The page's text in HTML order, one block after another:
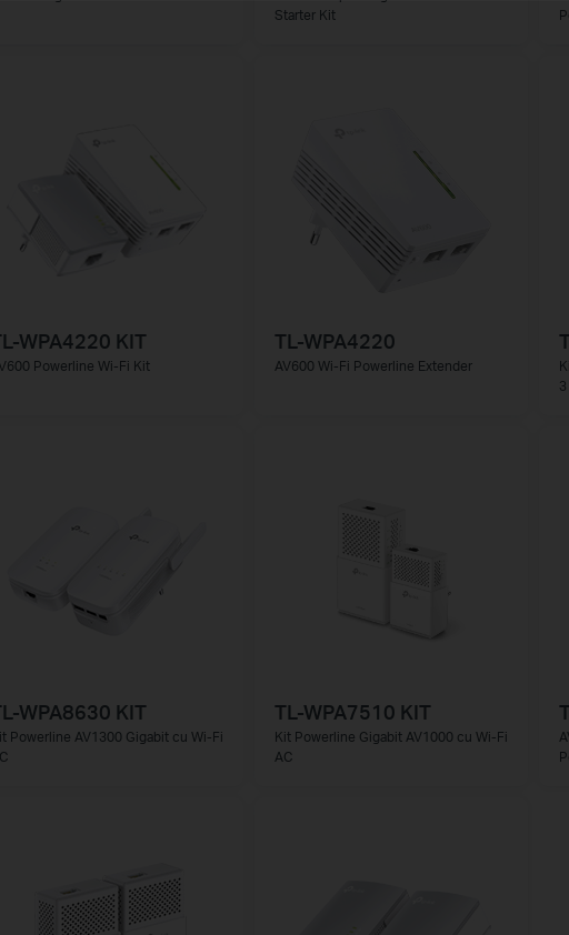
Starter Kit
WPA4220 KIT
Powerline Wi-Fi Kit
TL-WPA4220
AV600 Wi-Fi Powerline Extender
WPA8630 KIT
Powerline AV1300 Gigabit cu Wi-Fi
TL-WPA7510 KIT
Kit Powerline Gigabit AV1000 cu Wi-Fi
AC